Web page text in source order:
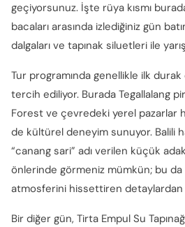
geçiyorsunuz. İşte rüya kısmı
bacaları arasında izlediğiniz gün
dalgaları ve tapınak siluetleri ile
Tur programında genellikle ilk
tercih ediliyor. Burada Tegallalang
Forest ve çevredeki yerel pazarlar
de kültürel deneyim sunuyor. Balili
“canang sari” adı verilen küçük
önlerinde görmeniz mümkün; bu da
atmosferini hissettiren detaylardan
Bir diğer gün, Tirta Empul Su